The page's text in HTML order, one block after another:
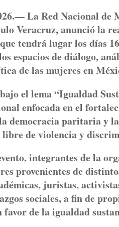
La Red Nacional de
Veracruz, anunció la
tendrá lugar los días
espacios de diálogo,
de las mujeres en
el lema “Igualdad
enfocada en el
democracia paritaria y
de violencia y
integrantes de la
provenientes de
juristas,
sociales, a fin de
de la igualdad